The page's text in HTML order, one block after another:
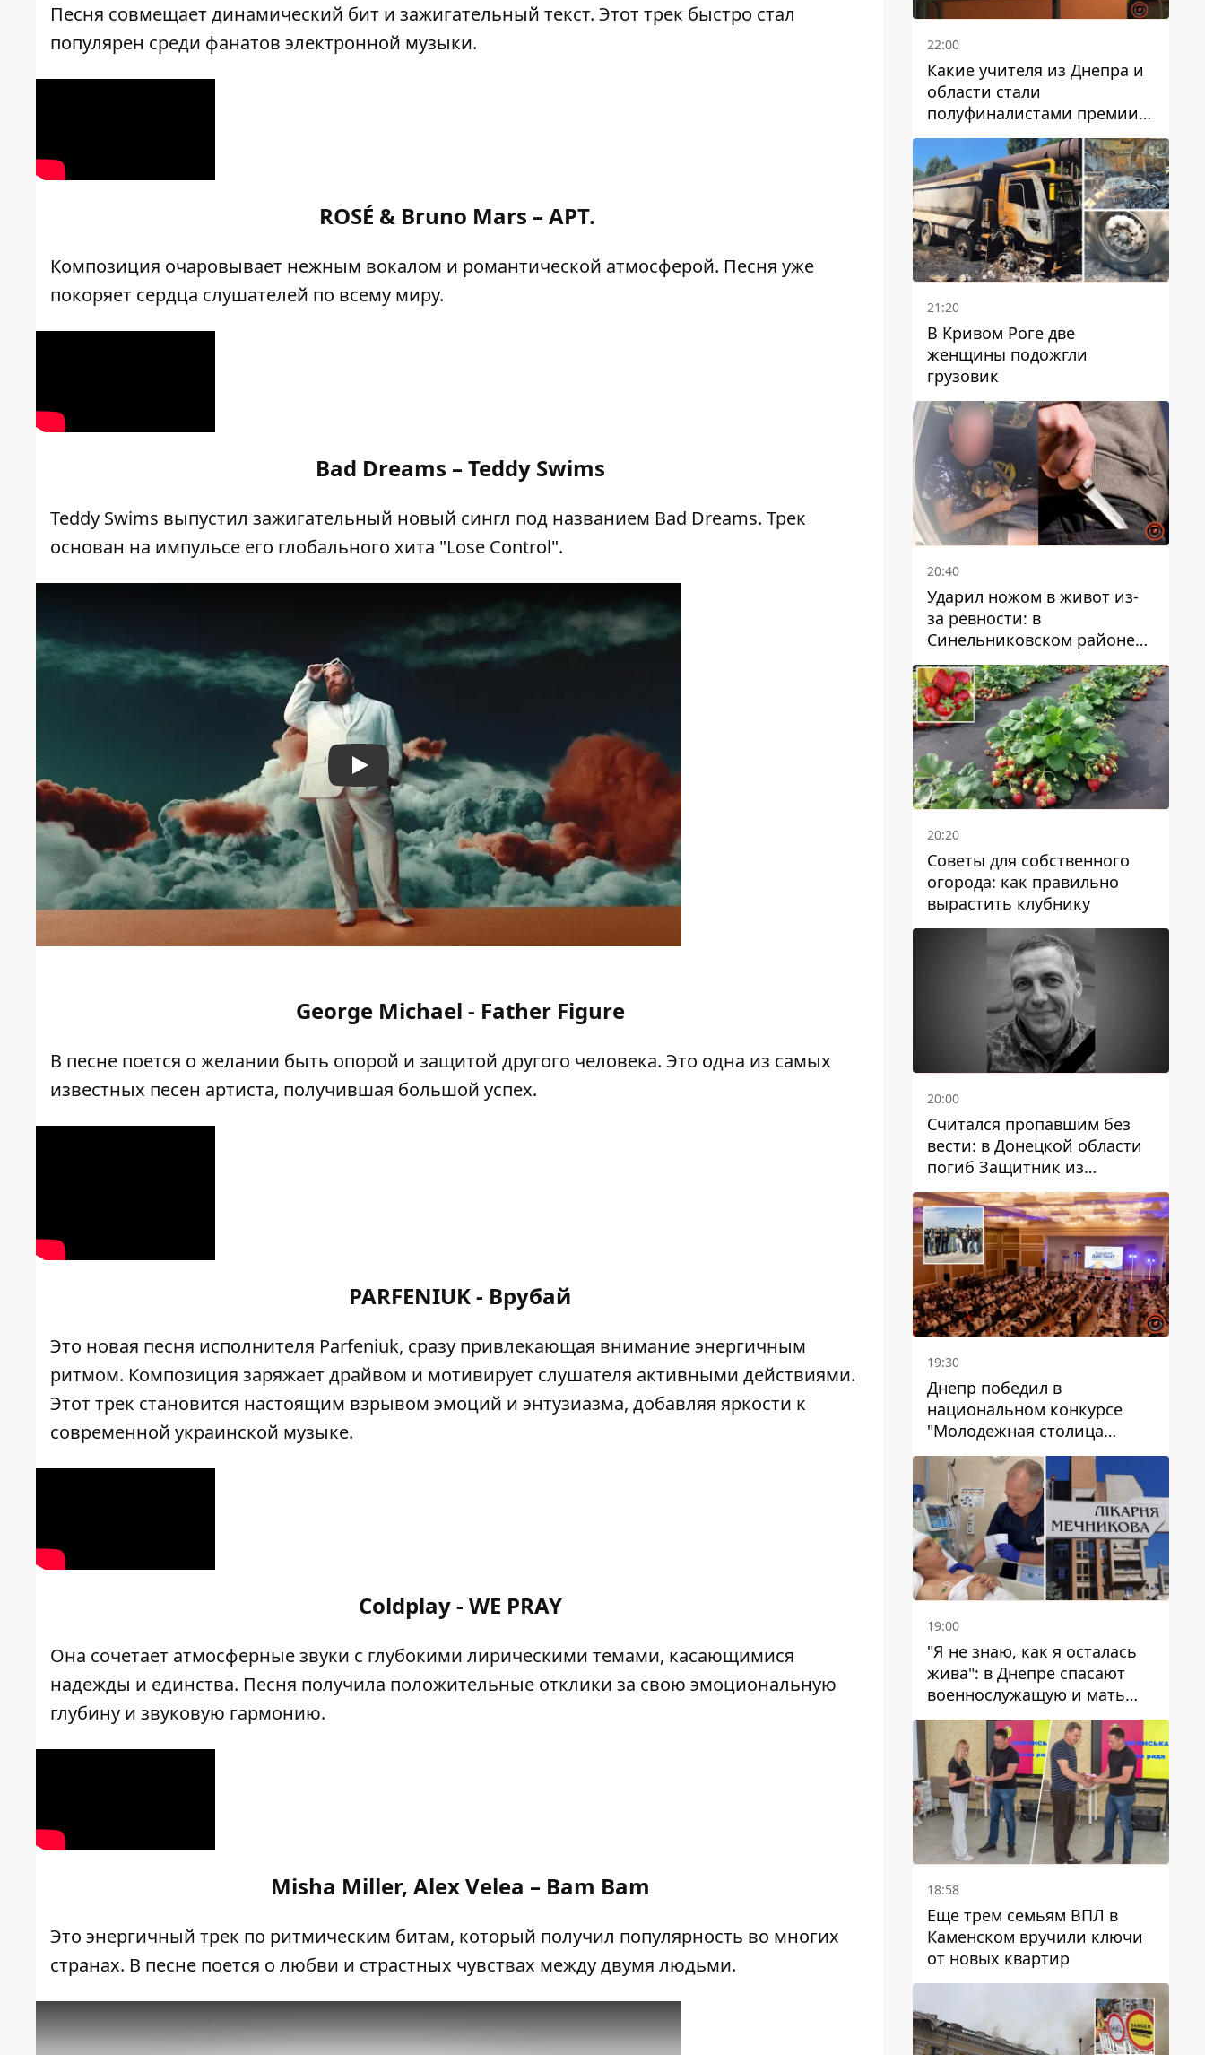
Песня совмещает динамический бит и зажигательный текст. Этот трек быстро стал
популярен среди фанатов электронной музыки.
ROSÉ & Bruno Mars – APT.
Композиция очаровывает нежным вокалом и романтической атмосферой. Песня уже
покоряет сердца слушателей по всему миру.
Bad Dreams – Teddy Swims
Teddy Swims выпустил зажигательный новый сингл под названием Bad Dreams. Трек
основан на импульсе его глобального хита "Lose Control".
Play
George Michael - Father Figure
В песне поется о желании быть опорой и защитой другого человека. Это одна из самых
известных песен артиста, получившая большой успех.
PARFENIUK - Врубай
Это новая песня исполнителя Parfeniuk, сразу привлекающая внимание энергичным
ритмом. Композиция заряжает драйвом и мотивирует слушателя активными действиями.
Этот трек становится настоящим взрывом эмоций и энтузиазма, добавляя яркости к
современной украинской музыке.
Coldplay - WE PRAY
Она сочетает атмосферные звуки с глубокими лирическими темами, касающимися
надежды и единства. Песня получила положительные отклики за свою эмоциональную
глубину и звуковую гармонию.
Misha Miller, Alex Velea – Bam Bam
Это энергичный трек по ритмическим битам, который получил популярность во многих
странах. В песне поется о любви и страстных чувствах между двумя людьми.
22:00
Какие учителя из Днепра и
области стали
полуфиналистами премии
Global Teacher Prize Ukraine
2026
21:20
В Кривом Роге две
женщины подожгли
грузовик
20:40
Ударил ножом в живот из-
за ревности: в
Синельниковском районе
задержали 49-летнего
мужчину за убийство
20:20
Советы для собственного
огорода: как правильно
вырастить клубнику
20:00
Считался пропавшим без
вести: в Донецкой области
погиб Защитник из
Каменского Антон
Красовский
19:30
Днепр победил в
национальном конкурсе
"Молодежная столица
Украины – 2026"
19:00
"Я не знаю, как я осталась
жива": в Днепре спасают
военнослужащую и мать
четверых детей, которую
ранил КАБ
18:58
Еще трем семьям ВПЛ в
Каменском вручили ключи
от новых квартир